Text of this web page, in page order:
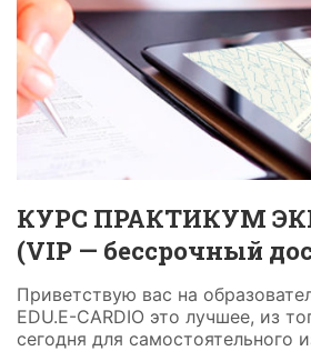
КУРС ПРАКТИКУМ
(VIP — бессрочный
Приветствую вас на
EDU.E-CARDIO это лучшее, из
сегодня для самостоятельного